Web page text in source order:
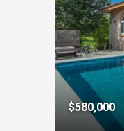
$580,000